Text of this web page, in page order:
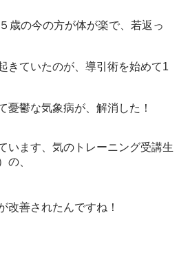
歳の今の方が体が楽で、若返っ
きていたのが、導引術を始めて1
憂鬱な気象病が、解消した！
います、気のトレーニング受講生
の、
改善されたんですね！